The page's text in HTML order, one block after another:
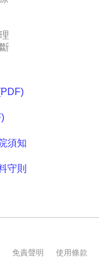
免責聲明 使用條款